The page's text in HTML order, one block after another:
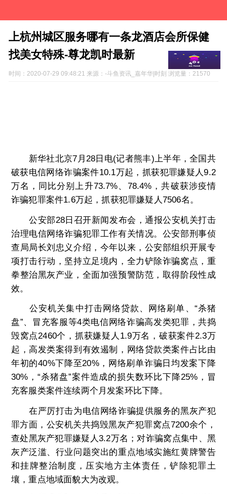
上杭州城区服务哪有一条龙酒店会所保健
找美女特殊-尊龙凯时最新
时间： 2020-07-29 09:48:21 来源：-斗鱼资讯_嘉年华|时刻 浏览量：21570
新华社北京7月28日电(记者熊丰)上半年，全国共
破获电信网络诈骗案件10.1万起，抓获犯罪嫌疑人9.2
万名，同比分别上升73.7%、78.4%，共破获涉疫情
诈骗犯罪案件1.6万起，抓获犯罪嫌疑人7506名。
公安部28日召开新闻发布会，通报公安机关打击
治理电信网络诈骗犯罪工作有关情况。公安部刑事侦
查局局长刘忠义介绍，今年以来，公安部组织开展专
项打击行动，坚持立足境内，全力铲除诈骗窝点，重
拳整治黑灰产业，全面加强预警防范，取得阶段性成
效。
公安机关集中打击网络贷款、网络刷单、“杀猪
盘”、冒充客服等4类电信网络诈骗高发类犯罪，共捣
毁窝点2460个，抓获嫌疑人1.9万名，破获案件2.3万
起，高发类案得到有效遏制，网络贷款类案件占比由
年初的40%下降至20%，网络刷单诈骗日均发案下降
30%，“杀猪盘”案件造成的损失数环比下降25%，冒
充客服类案件连续两个月发案环比下降。
在严厉打击为电信网络诈骗提供服务的黑灰产犯
罪方面，公安机关共捣毁黑灰产犯罪窝点7200余个，
查处黑灰产犯罪嫌疑人3.2万名；对诈骗窝点集中、黑
灰产泛滥、行业问题突出的重点地域实施红黄牌警告
和挂牌整治制度，压实地方主体责任，铲除犯罪土
壤，重点地域面貌大为改观。